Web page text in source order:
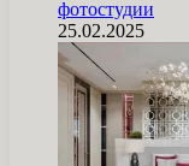
фотостудии
25.02.2025